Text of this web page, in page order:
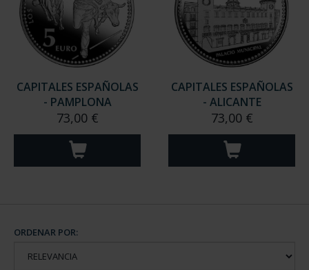
CAPITALES ESPAÑOLAS
- PAMPLONA
73,00 €
CAPITALES ESPAÑOLAS
- ALICANTE
73,00 €
ORDENAR POR: